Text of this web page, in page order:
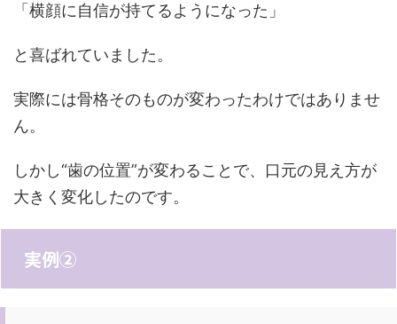
「横顔に自信が持てるようになった」
と喜ばれていました。
実際には骨格そのものが変わったわけではありませ
ん。
しかし“歯の位置”が変わることで、口元の見え方が
大きく変化したのです。
実例②